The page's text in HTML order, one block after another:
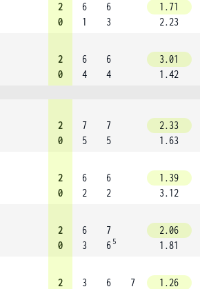
2
0
6
1
6
3
1.71
2.23
2
0
6
4
6
4
3.01
1.42
2
0
7
5
7
5
2.33
1.63
2
0
6
2
6
2
1.39
3.12
2
0
6
3
7
6 5
2.06
1.81
2
3
6
7
1.26